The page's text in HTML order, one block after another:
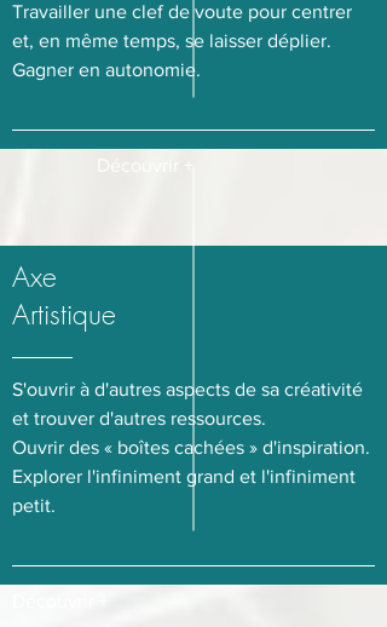
Travailler une clef de voute pour centrer
et, en même temps, se laisser déplier.
Gagner en autonomie.
Découvrir +
Axe
Artistique
S'ouvrir à d'autres aspects de sa créativité
et trouver d'autres ressources.
Ouvrir des « boîtes cachées » d'inspiration.
Explorer l'infiniment grand et l'infiniment
petit.